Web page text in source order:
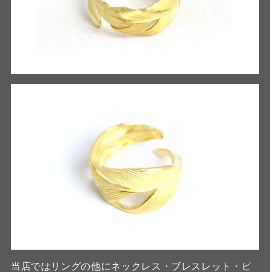
当店ではリングの他にネックレス・ブレスレット・ピ